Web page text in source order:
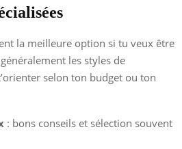
la meilleure option si tu veux être
les styles de
selon ton budget ou ton
: bons conseils et sélection souvent